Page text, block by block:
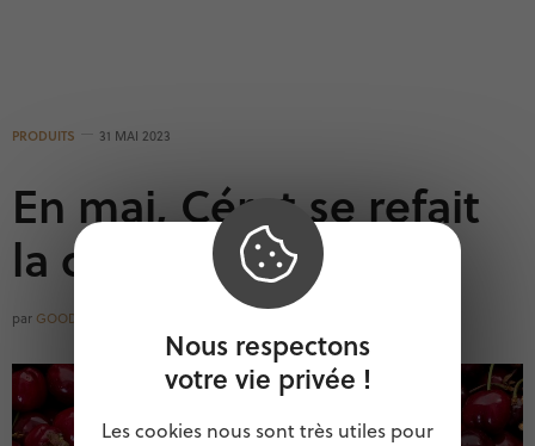
PRODUITS 31 MAI 2023
En mai, Céret se refait
la cerise
par GOODOCCITANIE
Nous respectons
votre vie privée !
Les cookies nous sont très utiles pour